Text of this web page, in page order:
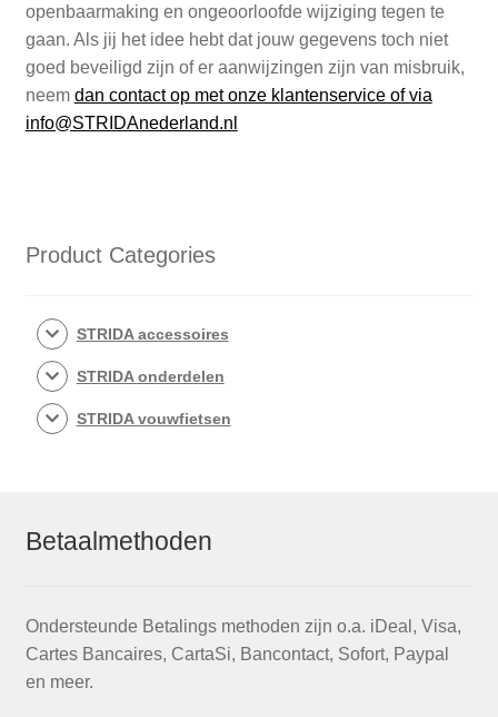
openbaarmaking en ongeoorloofde wijziging tegen te
gaan. Als jij het idee hebt dat jouw gegevens toch niet
goed beveiligd zijn of er aanwijzingen zijn van misbruik,
neem dan contact op met onze klantenservice of via
info@STRIDAnederland.nl
Product Categories
STRIDA accessoires
STRIDA onderdelen
STRIDA vouwfietsen
Betaalmethoden
Ondersteunde Betalings methoden zijn o.a. iDeal, Visa,
Cartes Bancaires, CartaSi, Bancontact, Sofort, Paypal
en meer.